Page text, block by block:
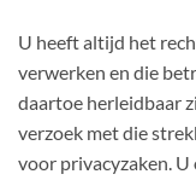
U heeft altijd het
verwerken en die
daartoe herleidbaar
verzoek met die
voor privacyzaken.